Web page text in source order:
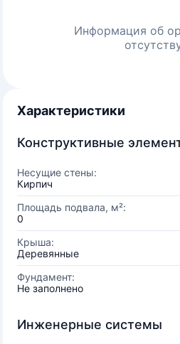
Информация об
Характеристики
Конструктивные
Несущие стены:
Кирпич
Площадь подвала, м²:
0
Крыша:
Деревянные
Фундамент:
Не заполнено
Инженерные системы